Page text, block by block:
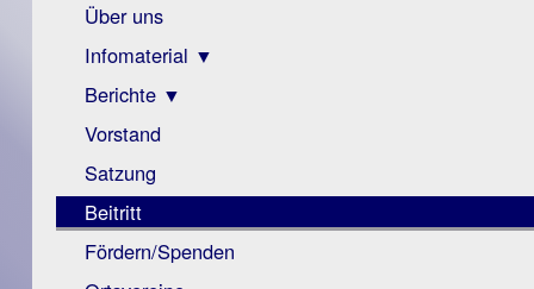
Über uns
Infomaterial ▼
Visus
Zeitschrift
Monokular
Mac
Instagram-
Links
Berichte ▼
Archiv
Berichte
Vorstand
Satzung
Beitritt
Fördern/Spenden